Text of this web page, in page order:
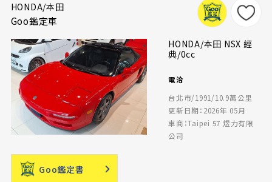
HONDA/本田
Goo鑑定車
HONDA/本田 NSX 經
典/0cc
電洽
台北市/1991/10.9萬公里
更新日期：2026年 05月
車商：Taipei 57 煜力有限
公司
Goo鑑定書